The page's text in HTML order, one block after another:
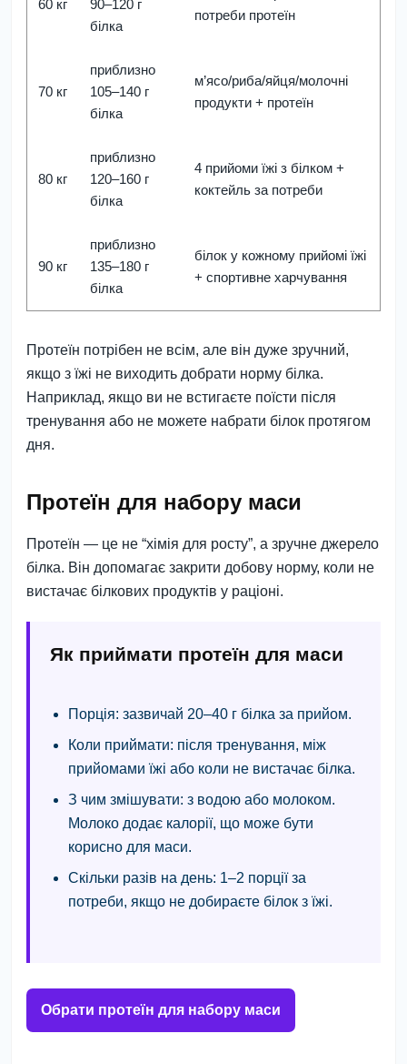
60 кг
90–120 г
білка
потреби протеїн
70 кг
приблизно
105–140 г
білка
м’ясо/риба/яйця/молочні
продукти + протеїн
80 кг
приблизно
120–160 г
білка
4 прийоми їжі з білком +
коктейль за потреби
90 кг
приблизно
135–180 г
білка
білок у кожному прийомі їжі
+ спортивне харчування
Протеїн потрібен не всім, але він дуже зручний,
якщо з їжі не виходить добрати норму білка.
Наприклад, якщо ви не встигаєте поїсти після
тренування або не можете набрати білок протягом
дня.
Протеїн для набору маси
Протеїн — це не “хімія для росту”, а зручне джерело
білка. Він допомагає закрити добову норму, коли не
вистачає білкових продуктів у раціоні.
Як приймати протеїн для маси
Порція: зазвичай 20–40 г білка за прийом.
Коли приймати: після тренування, між
прийомами їжі або коли не вистачає білка.
З чим змішувати: з водою або молоком.
Молоко додає калорії, що може бути
корисно для маси.
Скільки разів на день: 1–2 порції за
потреби, якщо не добираєте білок з їжі.
Обрати протеїн для набору маси